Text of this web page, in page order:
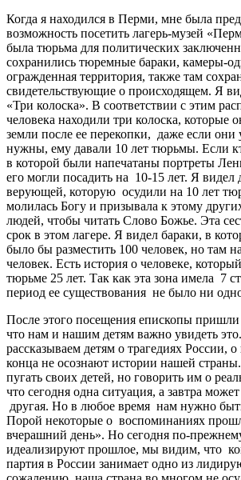
Когда я находился в Перми, мне была
возможность посетить лагерь-музей
была тюрьма для политических
сохранились тюремные бараки, камеры-
огражденная территория, также там
свидетельствующие о происходящем. Я
«Три колоска». В соответствии с этим
человека находили три колоска, которые
земли после ее перекопки, даже если
нужны, ему давали 10 лет тюрьмы. Если
в которой были напечатаны портреты
его могли посадить на 10-15 лет. Я
верующей, которую осудили на 10 лет
молилась Богу и призывала к этому
людей, чтобы читать Слово Божье. Эта
срок в этом лагере. Я видел бараки, в
было бы разместить 100 человек, но там
человек. Есть история о человеке,
тюрьме 25 лет. Так как эта зона имела 7
период ее существования не было ни
После этого посещения епископы
что нам и нашим детям важно увидеть
рассказываем детям о трагедиях России,
конца не осознают истории нашей
пугать своих детей, но говорить им о
что сегодня одна ситуация, а завтра
другая. Но в любое время нам нужно
Порой некоторые о воспоминаниях
вчерашний день». Но сегодня по-
идеализируют прошлое, мы видим, что
партия в России занимает одно из